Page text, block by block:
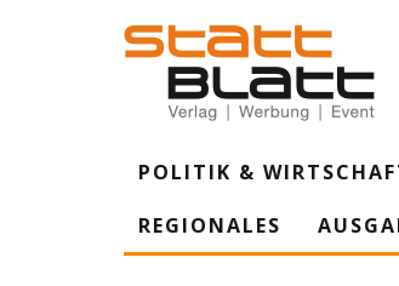
POLITIK &
REGIONALES